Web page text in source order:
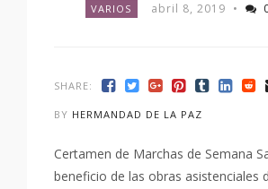
VARIOS abril 8, 2019 •
SHARE:
BY HERMANDAD DE LA PAZ
Certamen de Marchas de Semana
beneficio de las obras asistenciales